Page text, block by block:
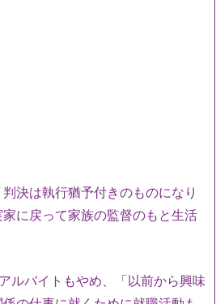
決は執行猶予付きのものになり
に戻って家族の監督のもと生活
ルバイトもやめ、「以前から興味